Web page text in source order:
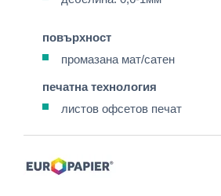
повърхност
промазана мат/сатен
печатна технология
листов офсетов печат